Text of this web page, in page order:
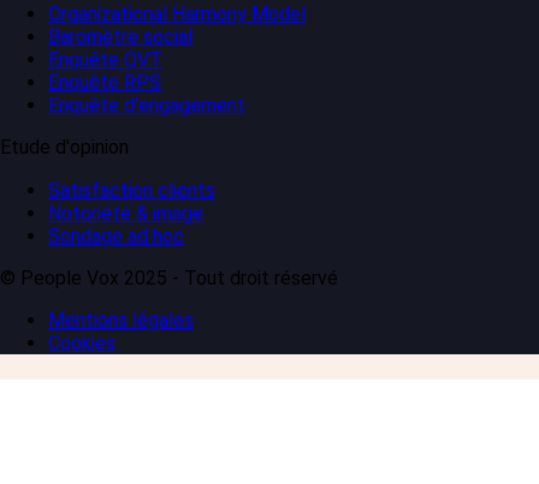
Organizational Harmony Model
Baromètre social
Enquête QVT
Enquête RPS
Enquête d'engagement
Etude d'opinion
Satisfaction clients
Notoriété & image
Sondage ad hoc
© People Vox 2025 - Tout droit réservé
Mentions légales
Cookies